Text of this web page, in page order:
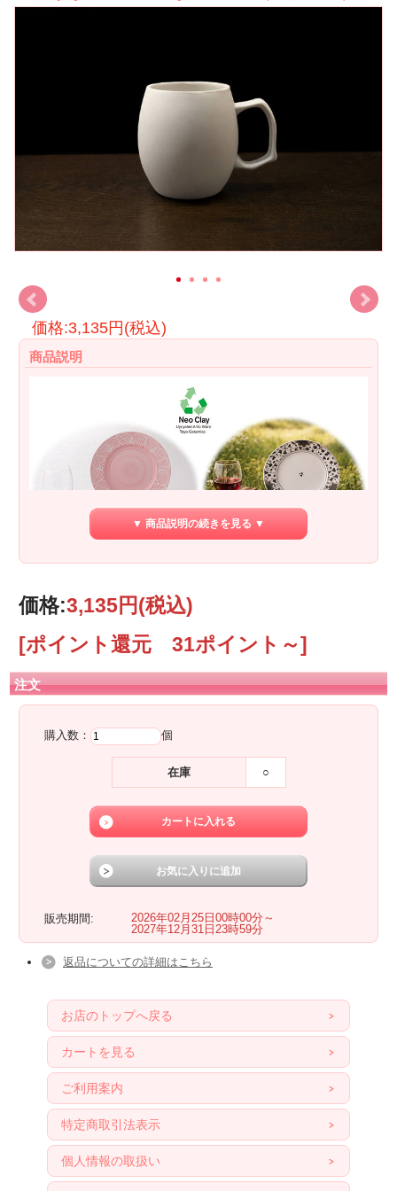
価格:3,135円(税込)
商品説明
▼ 商品説明の続きを見る ▼
価格:3,135円(税込)
[ポイント還元 31ポイント～]
注文
購入数： 個
在庫 ○
販売期間:
2026年02月25日00時00分～
2027年12月31日23時59分
返品についての詳細はこちら
お店のトップへ戻る
カートを見る
ご利用案内
特定商取引法表示
個人情報の取扱い